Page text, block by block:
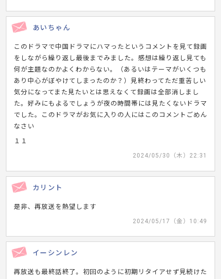
あいちゃん
このドラマで中国ドラマにハマったというコメントを見て録画
をしながら繰り返し最後までみました。感想は繰り返し見ても
何が主題なのかよくわからない。（あるいはテーマがいくつも
あり中心がぼやけてしまったのか？）見終わってただ重苦しい
気分になってまた見たいとは思えなくて録画は全部消しまし
た。好みにもよるでしょうが夜の時間帯には見たくないドラマ
でした。このドラマがお気に入りの人にはこのコメントごめん
なさい
１１
2024/05/30（木）22:31
カリント
是非、再放送を熱望します
2024/05/17（金）10:49
イーシンレン
再放送も最終話終了。初回のように初期リタイアせず見続けた